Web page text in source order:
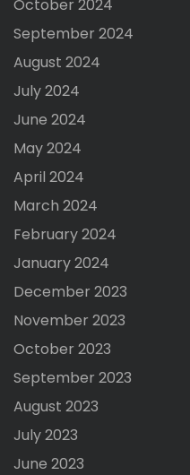
October 2024
September 2024
August 2024
July 2024
June 2024
May 2024
April 2024
March 2024
February 2024
January 2024
December 2023
November 2023
October 2023
September 2023
August 2023
July 2023
June 2023